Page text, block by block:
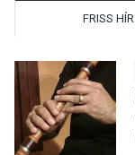
FRISS HÍR